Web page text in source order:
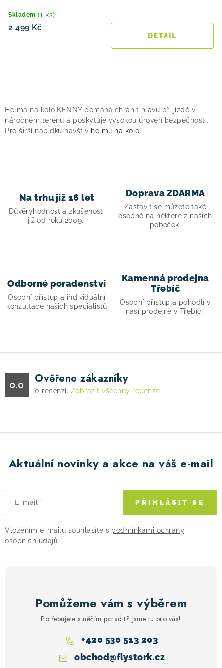
Skladem (1 ks)
2 499 Kč
v
l
á
p
i
Helma na kolo KENNY pomáhá chránit hlavu při jízdě v
náročném terénu a poskytuje vysokou úroveň bezpečnosti.
Pro širší nabídku navštiv helmu na kolo.
Na trhu již 16 let
Důvěryhodnost a zkušenosti
již od roku 2009.
Doprava ZDARMA
Zastavit se můžete také
osobně na některé z našich
poboček.
Odborné poradenství
Osobní přístup a individuální
konzultace našich specialistů
Kamenná prodejna
Třebíč
Osobní přístup a pohodlí v
naší prodejně v Třebíči.
0.0 Ověřeno zákazníky
0 recenzí. Zobrazit všechny recenze
Aktuální novinky a akce na váš e-mail
E-mail
Vložením e-mailu souhlasíte s podmínkami ochrany
osobních údajů
PŘIHLÁSIT SE
Pomůžeme vám s výběrem
Potřebujete s něčím poradit? Jsme tu pro vás!
obchod@flystork.cz
+420 530 513 203